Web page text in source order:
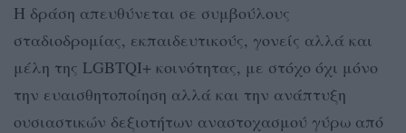
Η δράση απευθύνεται σε συμβούλους
σταδιοδρομίας, εκπαιδευτικούς, γονείς αλλά και
μέλη της LGBTQI+ κοινότητας, με στόχο όχι μόνο
την ευαισθητοποίηση αλλά και την ανάπτυξη
ουσιαστικών δεξιοτήτων αναστοχασμού γύρω από